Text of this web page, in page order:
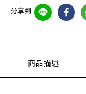
分享到
商品描述